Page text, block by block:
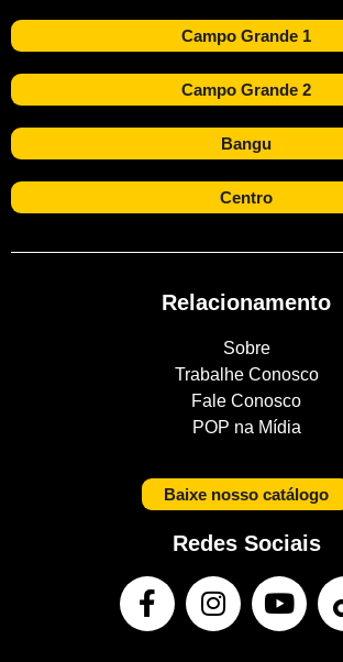
Campo Grande 1
Campo Grande 2
Bangu
Centro
Relacionamento
Sobre
Trabalhe Conosco
Fale Conosco
POP na Mídia
Baixe nosso catálogo
Redes Sociais